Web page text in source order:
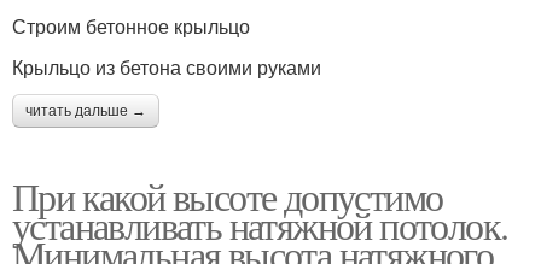
Строим бетонное крыльцо
Крыльцо из бетона своими руками
читать дальше →
При какой высоте допустимо
устанавливать натяжной потолок.
Минимальная высота натяжного